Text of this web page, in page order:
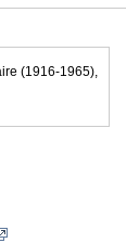
(1916-1965),